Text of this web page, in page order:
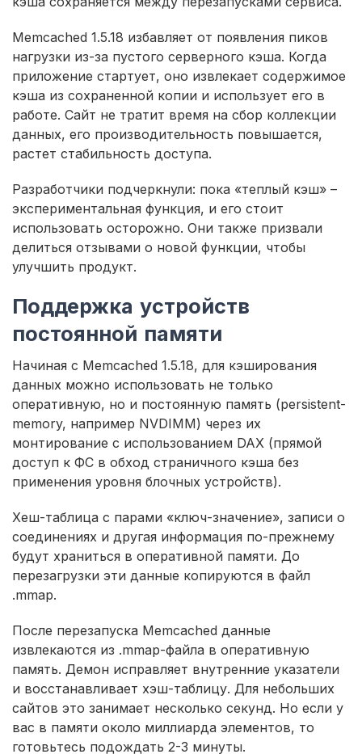
Memcached 1.5.18 избавляет от появления пиков
нагрузки из-за пустого серверного кэша. Когда
приложение стартует, оно извлекает содержимое
кэша из сохраненной копии и использует его в
работе. Сайт не тратит время на сбор коллекции
данных, его производительность повышается,
растет стабильность доступа.
Разработчики подчеркнули: пока «теплый кэш» –
экспериментальная функция, и его стоит
использовать осторожно. Они также призвали
делиться отзывами о новой функции, чтобы
улучшить продукт.
Поддержка устройств
постоянной памяти
Начиная с Memcached 1.5.18, для кэширования
данных можно использовать не только
оперативную, но и постоянную память (persistent-
memory, например NVDIMM) через их
монтирование с использованием DAX (прямой
доступ к ФС в обход страничного кэша без
применения уровня блочных устройств).
Хеш-таблица с парами «ключ-значение», записи о
соединениях и другая информация по-прежнему
будут храниться в оперативной памяти. До
перезагрузки эти данные копируются в файл
.mmap.
После перезапуска Memcached данные
извлекаются из .mmap-файла в оперативную
память. Демон исправляет внутренние указатели
и восстанавливает хэш-таблицу. Для небольших
сайтов это занимает несколько секунд. Но если у
вас в памяти около миллиарда элементов, то
готовьтесь подождать 2-3 минуты.